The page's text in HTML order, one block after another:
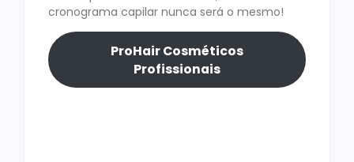
cronograma capilar nunca será o mesmo!
ProHair Cosméticos
Profissionais